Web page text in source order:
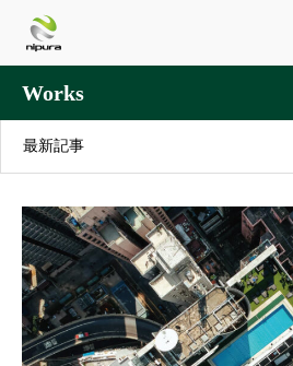
Works
最新記事